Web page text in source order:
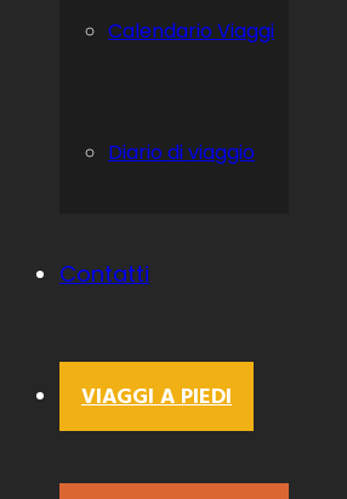
Calendario Viaggi
Diario di viaggio
Contatti
VIAGGI A PIEDI